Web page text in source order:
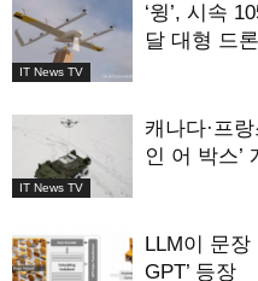
IT News TV
‘윙’, 시속
달 대형 드
IT News TV
캐나다·프
인 어 박스’
LLM이 문장
GPT’ 등장